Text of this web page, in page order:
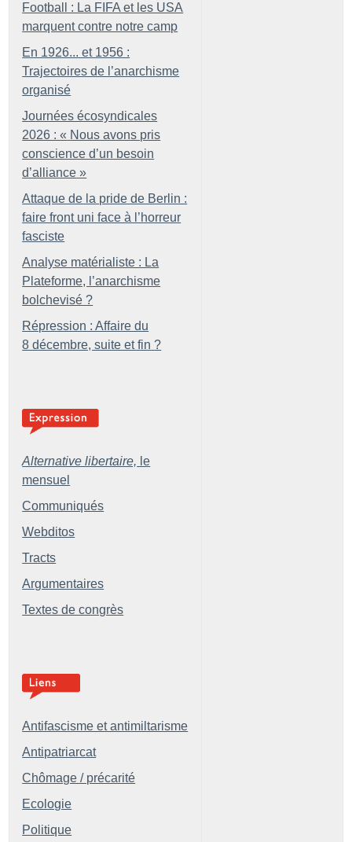
Football : La FIFA et les USA
marquent contre notre camp
En 1926... et 1956 :
Trajectoires de l’anarchisme
organisé
Journées écosyndicales
2026 : « Nous avons pris
conscience d’un besoin
d’alliance »
Attaque de la pride de Berlin :
faire front uni face à l’horreur
fasciste
Analyse matérialiste : La
Plateforme, l’anarchisme
bolchevisé ?
Répression : Affaire du
8 décembre, suite et fin ?
Alternative libertaire, le
mensuel
Communiqués
Webditos
Tracts
Argumentaires
Textes de congrès
Antifascisme et antimiltarisme
Antipatriarcat
Chômage / précarité
Ecologie
Politique